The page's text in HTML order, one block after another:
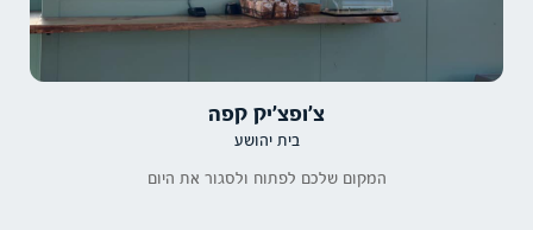
צ׳ופצ׳יק קפה
בית יהושע
המקום שלכם לפתוח ולסגור את היום